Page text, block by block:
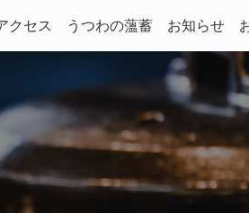
クセス うつわの薀蓄 お知らせ